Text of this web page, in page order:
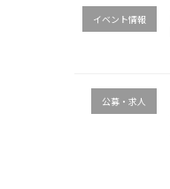
イベント情報
公募・求人